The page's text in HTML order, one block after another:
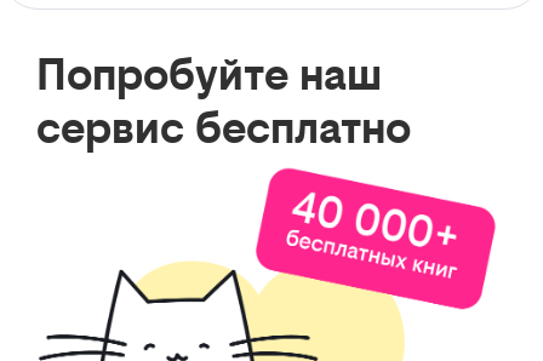
Попробуйте наш
сервис бесплатно